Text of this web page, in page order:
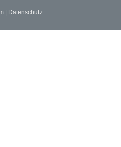
| Datenschutz